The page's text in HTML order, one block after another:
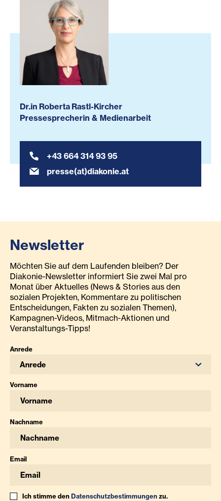
Dr.in Roberta Rastl-Kircher
Pressesprecherin & Medienarbeit
+43 664 314 93 95
presse(at)diakonie.at
Newsletter
Möchten Sie auf dem Laufenden bleiben? Der
Diakonie-Newsletter informiert Sie zwei Mal pro
Monat über Aktuelles (News & Stories aus den
sozialen Projekten, Kommentare zu politischen
Entscheidungen, Fakten zu sozialen Themen),
Kampagnen-Videos, Mitmach-Aktionen und
Veranstaltungs-Tipps!
Anrede
Anrede
Vorname
Nachname
Email
Ich stimme denDatenschutzbestimmungenzu.